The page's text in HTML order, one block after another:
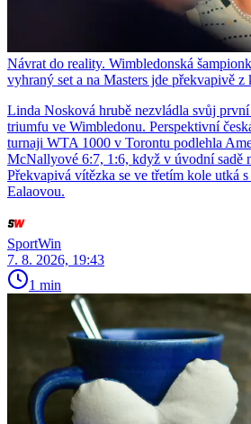
Návrat do reality. Wimbledonská
vyhraný set a na Masters jde překvapivě z
Linda Nosková hrubě nezvládla svůj
triumfu ve Wimbledonu. Perspektivní
turnaji WTA 1000 v Torontu podlehla
McNallyové 6:7, 1:6, když v úvodní sadě
Překvapivá vítězka se ve třetím kole utká
Ealaovou.
SportWin
7. 8. 2026, 19:43
1 min